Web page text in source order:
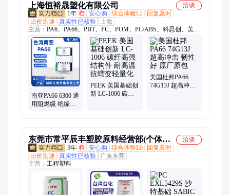
上海恒裕晟塑化有限公司
洽谈
1年 档 安心购 综合体验L2
回复及时
出价迅速
真实性已核验
上海
主营： PA6、PA66、PBT、PC、POM、PC/ABS、科思创、美国
杜邦、日本宝理、日本东丽、日本旭化成
南亚PA66 6300 通
用阻燃级 绝缘耐
PEEK 美国基础创
新 LC-1006 碳纤
美国杜邦PA66
74G13J 超高冲击
东莞市常平辰丰塑胶原料经营部(个体工
商户)
洽谈
3年 档 安心购 综合体验L0
回复及时
出价迅速
真实性已核验
广东东莞
主营： 工程塑料